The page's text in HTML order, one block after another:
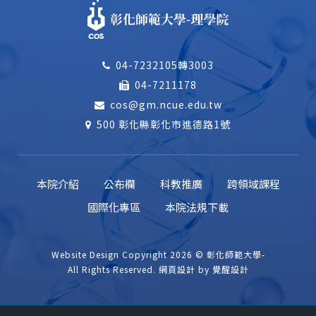
04-7232105轉3003
04-7211178
cos@gm.ncue.edu.tw
500 彰化縣彰化市進德路1號
Website Design Copyright 2026 © 彰化師範大學-
All Rights Reserved. 網頁設計 by 覺醒設計
本院介紹 公布欄 科教推廣
跨領域課程
國際化專區
本院法規下載